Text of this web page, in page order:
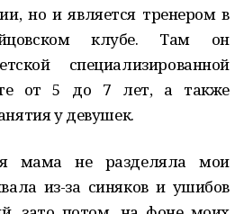
но и является тренером в
клубе. Там он
специализированной
от 5 до 7 лет, а также
у девушек.
мама не разделяла мои
из-за синяков и ушибов